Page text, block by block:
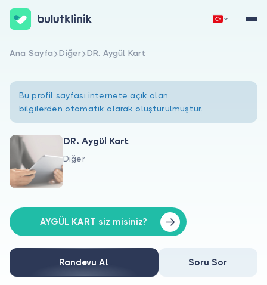
Hakkımızda
Doktorlar için
Doktor musunuz?
Hemen Kaydol
Ana Sayfa Diğer DR. Aygül Kart
Bu profil sayfası internete açık olan
bilgilerden otomatik olarak oluşturulmuştur.
DR. Aygül Kart
Diğer
AYGÜL KART siz misiniz?
Randevu Al Soru Sor